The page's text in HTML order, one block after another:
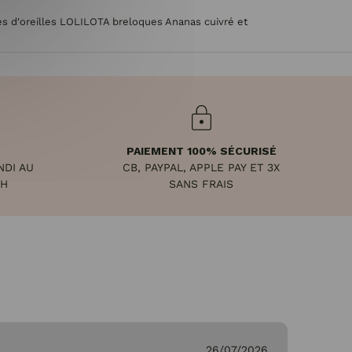
d'oreilles LOLILOTA breloques Ananas cuivré et
AU
PAIEMENT 100% SÉCURISÉ
CB, PAYPAL, APPLE PAY ET 3X
SANS FRAIS